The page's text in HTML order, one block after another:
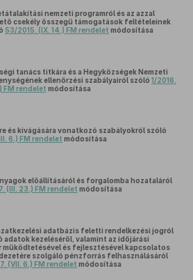
nemzeti programról és az azzal
csekély összegű támogatások feltételeinek
53/2015. (IX. 14.) FM rendelet módosítása
tanács titkára és a Hegyközségek Nemzeti
ellenőrzési szabályairól szóló 1/2016.
FM rendelet módosítása
és kivágására vonatkozó szabályokról szóló
6.) FM rendelet módosítása
előállításáról és forgalomba hozataláról
(III. 23.) FM rendelet módosítása
adatbázis feletti rendelkezési jogról
adatok kezeléséről, valamint az időjárási
működtetésével és fejlesztésével kapcsolatos
szolgáló pénzforrás felhasználásáról
(VII. 6.) FM rendelet módosítása